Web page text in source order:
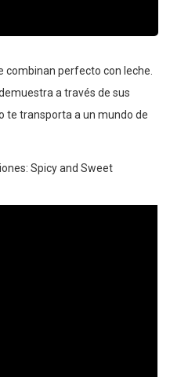
combinan perfecto con leche.
a través de sus
te transporta a un mundo de
Spicy and Sweet